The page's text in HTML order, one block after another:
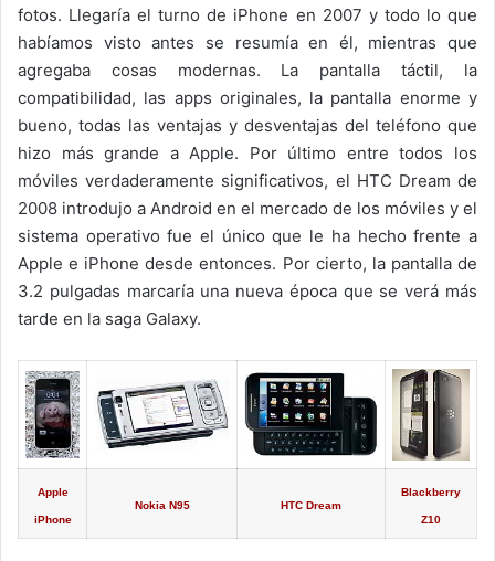
fotos. Llegaría el turno de iPhone en 2007 y todo lo que
habíamos visto antes se resumía en él, mientras que
agregaba cosas modernas. La pantalla táctil, la
compatibilidad, las apps originales, la pantalla enorme y
bueno, todas las ventajas y desventajas del teléfono que
hizo más grande a Apple. Por último entre todos los
móviles verdaderamente significativos, el HTC Dream de
2008 introdujo a Android en el mercado de los móviles y el
sistema operativo fue el único que le ha hecho frente a
Apple e iPhone desde entonces. Por cierto, la pantalla de
3.2 pulgadas marcaría una nueva época que se verá más
tarde en la saga Galaxy.
Apple
iPhone
Nokia N95 HTC Dream
Blackberry
Z10